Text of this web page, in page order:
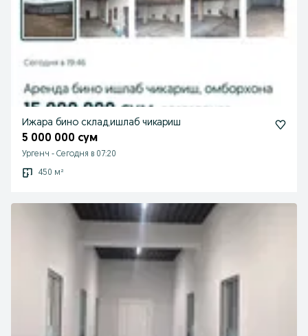
Ижара бино склад,ишлаб чикариш
5 000 000 сум
Ургенч - Сегодня в 07:20
450 м²